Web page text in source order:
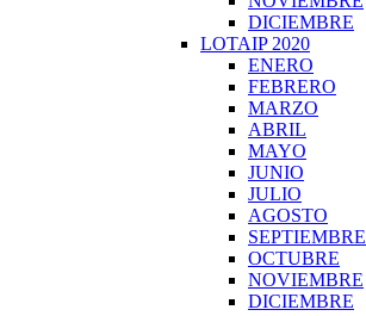
DICIEMBRE
LOTAIP 2020
ENERO
FEBRERO
MARZO
ABRIL
MAYO
JUNIO
JULIO
AGOSTO
SEPTIEMBRE
OCTUBRE
NOVIEMBRE
DICIEMBRE